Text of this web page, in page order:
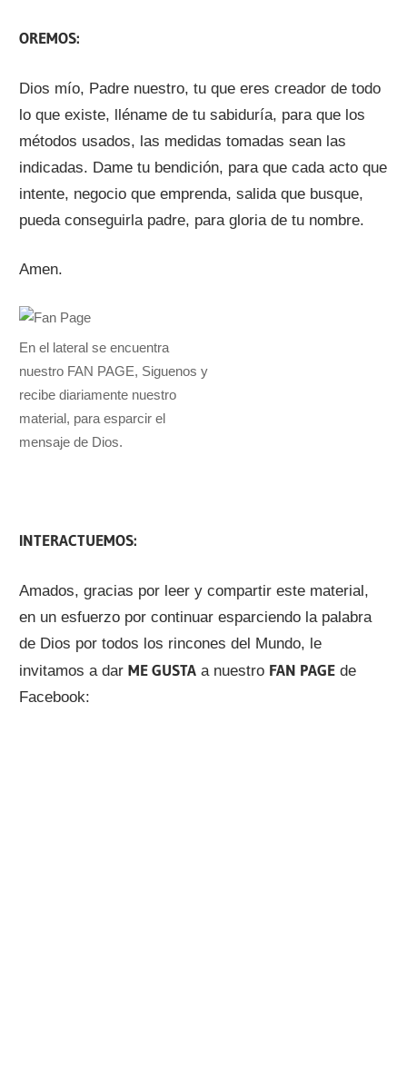
OREMOS:
Dios mío, Padre nuestro, tu que eres creador de todo
lo que existe, lléname de tu sabiduría, para que los
métodos usados, las medidas tomadas sean las
indicadas. Dame tu bendición, para que cada acto que
intente, negocio que emprenda, salida que busque,
pueda conseguirla padre, para gloria de tu nombre.
Amen.
En el lateral se encuentra
nuestro FAN PAGE, Siguenos y
recibe diariamente nuestro
material, para esparcir el
mensaje de Dios.
INTERACTUEMOS:
Amados, gracias por leer y compartir este material,
en un esfuerzo por continuar esparciendo la palabra
de Dios por todos los rincones del Mundo, le
invitamos a darME GUSTA a nuestro FAN PAGE de
Facebook: